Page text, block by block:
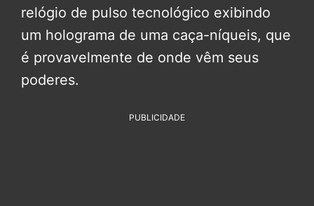
relógio de pulso tecnológico exibindo
um holograma de uma caça-níqueis, que
é provavelmente de onde vêm seus
poderes.
PUBLICIDADE